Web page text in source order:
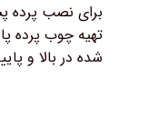
برای نصب پرده
تهیه چوب پرده
شده در بالا و